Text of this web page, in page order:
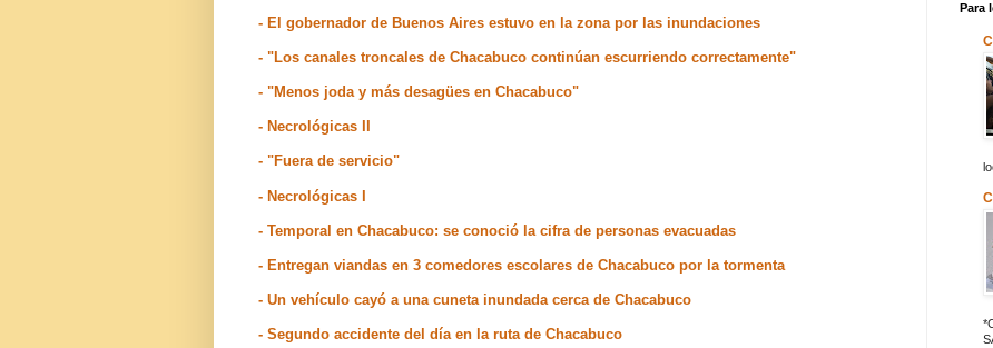
- El gobernador de Buenos Aires estuvo en la zona por las inundaciones
- "Los canales troncales de Chacabuco continúan escurriendo correctamente"
- "Menos joda y más desagües en Chacabuco"
- Necrológicas II
- "Fuera de servicio"
- Necrológicas I
- Temporal en Chacabuco: se conoció la cifra de personas evacuadas
- Entregan viandas en 3 comedores escolares de Chacabuco por la tormenta
- Un vehículo cayó a una cuneta inundada cerca de Chacabuco
- Segundo accidente del día en la ruta de Chacabuco
Para